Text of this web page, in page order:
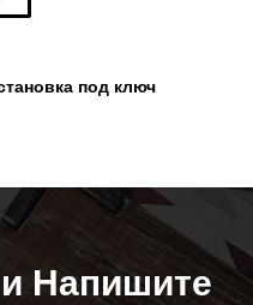
под ключ
Напишите